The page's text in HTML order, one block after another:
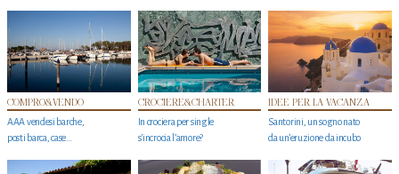
COMPRO&VENDO
AAA vendesi barche,
posti barca, case…
CROCIERE&CHARTER
In crociera per single
s'incrocia l’amore?
IDEE PER LA VACANZA
Santorini, un sogno nato
da un’eruzione da incubo